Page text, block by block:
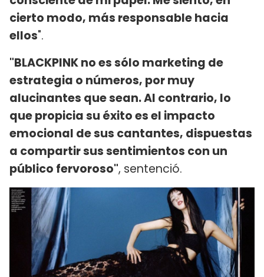
cierto modo, más responsable hacia
ellos".
"BLACKPINK no es sólo marketing de
estrategia o números, por muy
alucinantes que sean. Al contrario, lo
que propicia su éxito es el impacto
emocional de sus cantantes, dispuestas
a compartir sus sentimientos con un
público fervoroso", sentenció.